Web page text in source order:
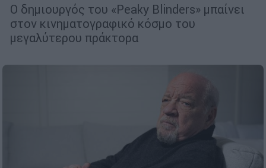
Ο δημιουργός του «Peaky Blinders» μπαίνει
στον κινηματογραφικό κόσμο του
μεγαλύτερου πράκτορα